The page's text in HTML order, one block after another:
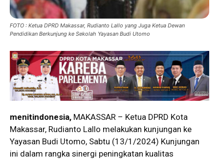
FOTO : Ketua DPRD Makassar, Rudianto Lallo yang Juga Ketua Dewan
Pendidikan Berkunjung ke Sekolah Yayasan Budi Utomo
menitindonesia, MAKASSAR – Ketua DPRD Kota
Makassar, Rudianto Lallo melakukan kunjungan ke
Yayasan Budi Utomo, Sabtu (13/1/2024) Kunjungan
ini dalam rangka sinergi peningkatan kualitas